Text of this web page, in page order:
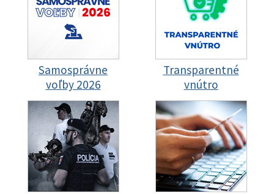
Samosprávne
voľby 2026
Transparentné
vnútro